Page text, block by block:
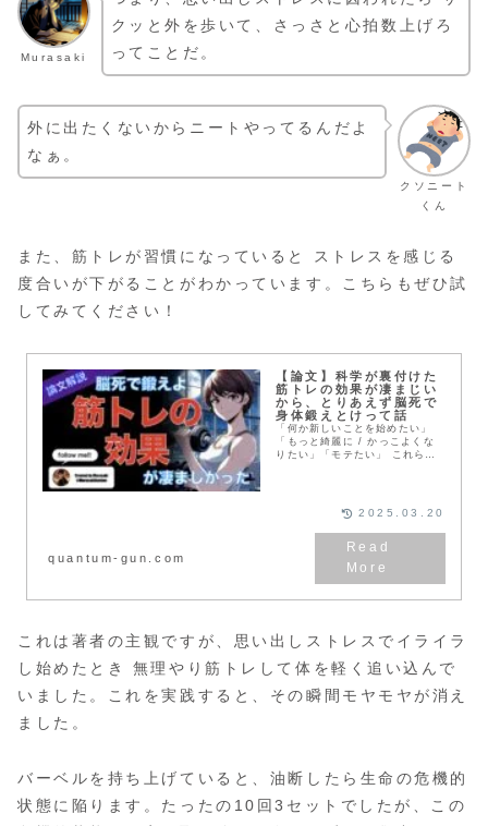
Murasaki
クッと外を歩いて、さっさと心拍数上げろ
ってことだ。
クソニート
くん
外に出たくないからニートやってるんだよ
なぁ。
また、筋トレが習慣になっていると ストレスを感じる
度合いが下がることがわかっています。こちらもぜひ試
してみてください！
【論文】科学が裏付けた
筋トレの効果が凄まじい
から、とりあえず脳死で
身体鍛えとけって話
「何か新しいことを始めたい」
「もっと綺麗に / かっこよくな
りたい」「モテたい」 これらの
な何かが手に入るかもしれませ
ん。 ここでは、科学的に言われ
ている筋トレのメリットについて
quantum-gun.com
2025.03.20
これは著者の主観ですが、思い出しストレスでイライラ
し始めたとき 無理やり筋トレして体を軽く追い込んで
いました。これを実践すると、その瞬間モヤモヤが消え
ました。
バーベルを持ち上げていると、油断したら生命の危機的
状態に陥ります。たったの10回3セットでしたが、この